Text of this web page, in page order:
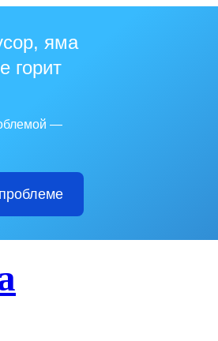
яма
горит
—